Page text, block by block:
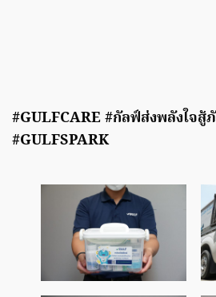
#GULFCARE #กัลฟ์ส่งพลังใจสู้
#GULFSPARK